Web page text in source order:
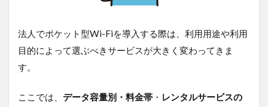
おす
すめ
ポケ
Fi
法人でポケット型Wi-Fiを導入する際は、利用用途や利用
目的によって選ぶべきサービスが大きく変わってきま
す。
ここでは、 データ容量別・料金帯 ・ レンタルサービスの